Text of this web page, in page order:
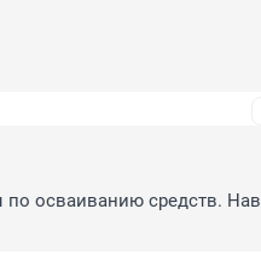
осваиванию средств.